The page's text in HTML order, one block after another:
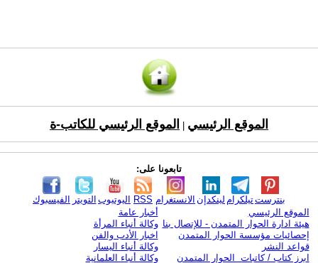
الموقع الرئيسي الموقع الرئيسي للكاتب-ة
تابعونا على:
الفيسبوك التويتر اليوتيوب RSS الانستغرام لينكدإن تيلكرامبنترست
الموقع الرئيسي
هيئة ادارة الحوار المتمدن - للإتصال بنا
إحصائيات مؤسسة الحوار المتمدن
قواعد النشر
ابرز كتاب / كاتبات الحوار المتمدن
أخبار عامة
وكالة أنباء المرأة
اخبار الأدب والفن
وكالة أنباء اليسار
وكالة أنباء العلمانية